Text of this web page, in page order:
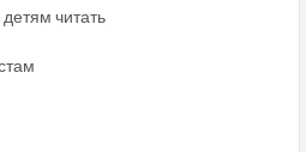
читать